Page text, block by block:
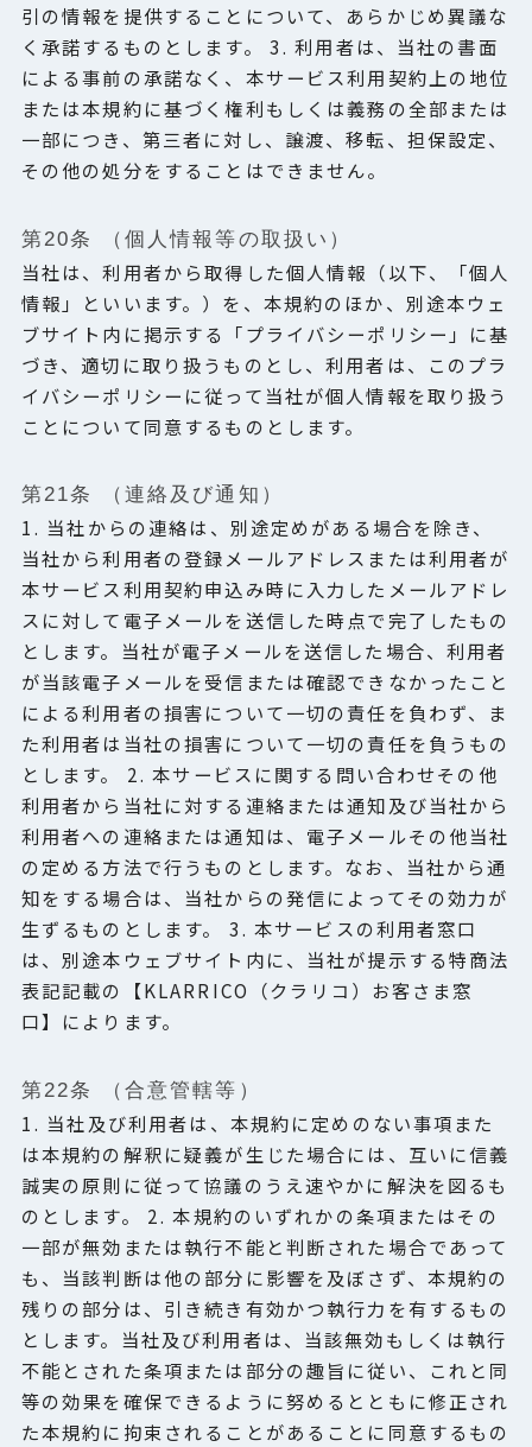
引の情報を提供することについて、あらかじめ異議な
く承諾するものとします。 3. 利用者は、当社の書面
による事前の承諾なく、本サービス利用契約上の地位
または本規約に基づく権利もしくは義務の全部または
一部につき、第三者に対し、譲渡、移転、担保設定、
その他の処分をすることはできません。
第20条 （個人情報等の取扱い）
当社は、利用者から取得した個人情報（以下、「個人
情報」といいます。）を、本規約のほか、別途本ウェ
ブサイト内に掲示する「プライバシーポリシー」に基
づき、適切に取り扱うものとし、利用者は、このプラ
イバシーポリシーに従って当社が個人情報を取り扱う
ことについて同意するものとします。
第21条 （連絡及び通知）
1. 当社からの連絡は、別途定めがある場合を除き、
当社から利用者の登録メールアドレスまたは利用者が
本サービス利用契約申込み時に入力したメールアドレ
スに対して電子メールを送信した時点で完了したもの
とします。当社が電子メールを送信した場合、利用者
が当該電子メールを受信または確認できなかったこと
による利用者の損害について一切の責任を負わず、ま
た利用者は当社の損害について一切の責任を負うもの
とします。 2. 本サービスに関する問い合わせその他
利用者から当社に対する連絡または通知及び当社から
利用者への連絡または通知は、電子メールその他当社
の定める方法で行うものとします。なお、当社から通
知をする場合は、当社からの発信によってその効力が
生ずるものとします。 3. 本サービスの利用者窓口
は、別途本ウェブサイト内に、当社が提示する特商法
表記記載の【KLARRICO（クラリコ）お客さま窓
口】によります。
第22条 （合意管轄等）
1. 当社及び利用者は、本規約に定めのない事項また
は本規約の解釈に疑義が生じた場合には、互いに信義
誠実の原則に従って協議のうえ速やかに解決を図るも
のとします。 2. 本規約のいずれかの条項またはその
一部が無効または執行不能と判断された場合であって
も、当該判断は他の部分に影響を及ぼさず、本規約の
残りの部分は、引き続き有効かつ執行力を有するもの
とします。当社及び利用者は、当該無効もしくは執行
不能とされた条項または部分の趣旨に従い、これと同
等の効果を確保できるように努めるとともに修正され
た本規約に拘束されることがあることに同意するもの